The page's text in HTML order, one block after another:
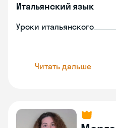
Итальянский язык
Уроки итальянского
Читать дальше